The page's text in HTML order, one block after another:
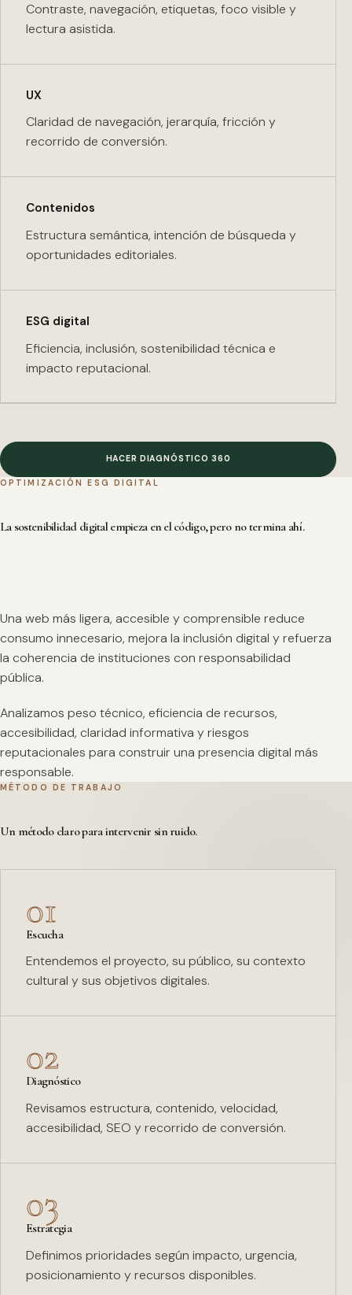
Contraste, navegación, etiquetas, foco visible y
lectura asistida.
UX
Claridad de navegación, jerarquía, fricción y
recorrido de conversión.
Contenidos
Estructura semántica, intención de búsqueda y
oportunidades editoriales.
ESG digital
Eficiencia, inclusión, sostenibilidad técnica e
impacto reputacional.
HACER DIAGNÓSTICO 360
OPTIMIZACIÓN ESG DIGITAL
La sostenibilidad digital empieza en el código, pero no termina ahí.
Una web más ligera, accesible y comprensible reduce
consumo innecesario, mejora la inclusión digital y refuerza
la coherencia de instituciones con responsabilidad
pública.
Analizamos peso técnico, eficiencia de recursos,
accesibilidad, claridad informativa y riesgos
reputacionales para construir una presencia digital más
responsable.
MÉTODO DE TRABAJO
Un método claro para intervenir sin ruido.
01
Escucha
Entendemos el proyecto, su público, su contexto
cultural y sus objetivos digitales.
02
Diagnóstico
Revisamos estructura, contenido, velocidad,
accesibilidad, SEO y recorrido de conversión.
03
Estrategia
Definimos prioridades según impacto, urgencia,
posicionamiento y recursos disponibles.